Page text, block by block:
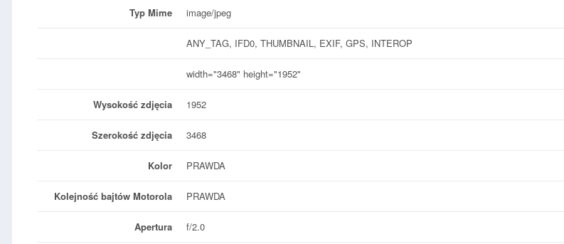
Typ Mime image/jpeg
ANY_TAG, IFD0, THUMBNAIL, EXIF, GPS, INTEROP
width="3468" height="1952"
Wysokość zdjęcia 1952
Szerokość zdjęcia 3468
Kolor PRAWDA
Kolejność bajtów Motorola PRAWDA
Apertura f/2.0